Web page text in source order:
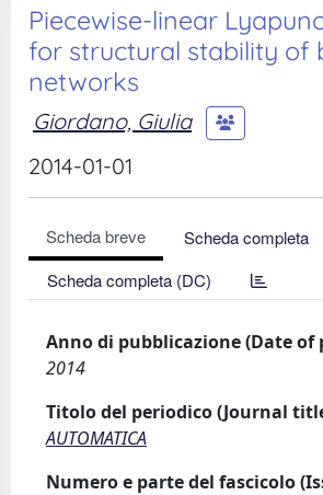
Piecewise-linear
for structural stability of
networks
Giordano, Giulia
2014-01-01
Scheda breve
Scheda completa
Scheda completa (DC)
Anno di pubblicazione (Date
2014
Titolo del periodico (Journal
AUTOMATICA
Numero e parte del fascicolo